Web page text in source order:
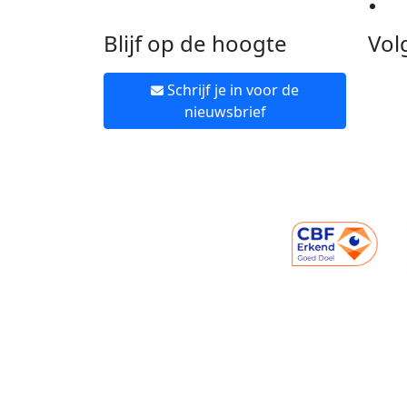
Blijf op de hoogte
Schrijf je in voor de
nieuwsbrief